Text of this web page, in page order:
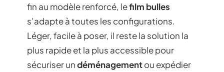
fin au modèle renforcé, lefilm bulles
s’adapte à toutes les configurations.
Léger, facile à poser, il reste la solution la
plus rapide et la plus accessible pour
sécuriser undéménagementou expédier